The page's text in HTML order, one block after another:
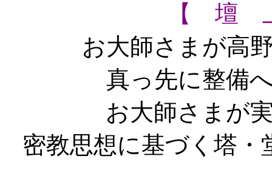
【 壇
お大師さまが高
真っ先に整備
お大師さまが
密教思想に基づく塔